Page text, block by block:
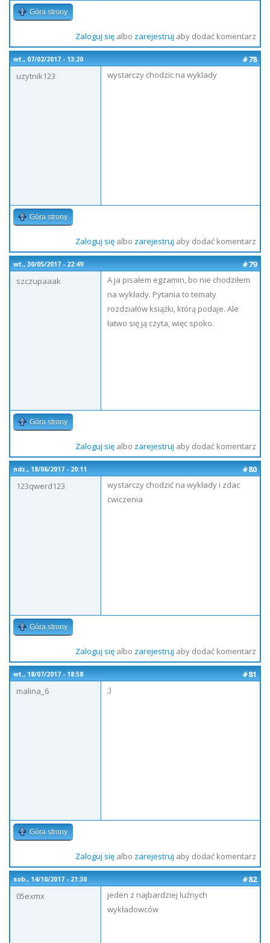
Góra strony
Zaloguj sięalbo zarejestruj aby dodać komentarz
wt., 07/02/2017 - 13:20
#78
uzytnik123
wystarczy chodzic na wyklady
Góra strony
Zaloguj sięalbo zarejestruj aby dodać komentarz
wt., 30/05/2017 - 22:49
#79
szczupaaak
A ja pisałem egzamin, bo nie chodziłem
na wykłady. Pytania to tematy
rozdziałów książki, którą podaje. Ale
łatwo się ją czyta, więc spoko.
Góra strony
Zaloguj sięalbo zarejestruj aby dodać komentarz
ndz., 18/06/2017 - 20:11
#80
123qwerd123
wystarczy chodzić na wykłady i zdac
cwiczenia
Góra strony
Zaloguj sięalbo zarejestruj aby dodać komentarz
wt., 18/07/2017 - 18:58
#81
malina_6
;)
Góra strony
Zaloguj sięalbo zarejestruj aby dodać komentarz
sob., 14/10/2017 - 21:30
#82
05exmx
jeden z najbardziej luźnych
wykładowców